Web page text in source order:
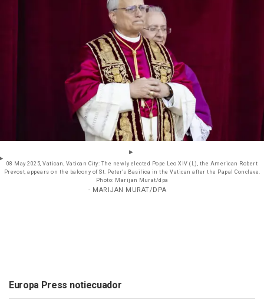
08 May 2025, Vatican, Vatican City: The newly elected Pope Leo XIV (L), the American Robert
Prevost, appears on the balcony of St. Peter's Basilica in the Vatican after the Papal Conclave.
Photo: Marijan Murat/dpa
- MARIJAN MURAT/DPA
Europa Press notiecuador